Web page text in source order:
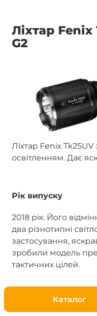
Каталог
Ліхтар Fenix
G2
Ліхтар Fenix
освітленням. Дає
Рік випуску
2018 рік. Його
два різнотипні
застосування,
зробили модель
тактичних цілей.
Який тип